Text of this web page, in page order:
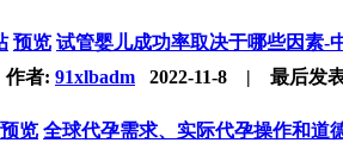
预览 试管婴儿成功率取决于哪些因素-
作者: 91xlbadm 2022-11-8 | 最后发
预览 全球代孕需求、实际代孕操作和道